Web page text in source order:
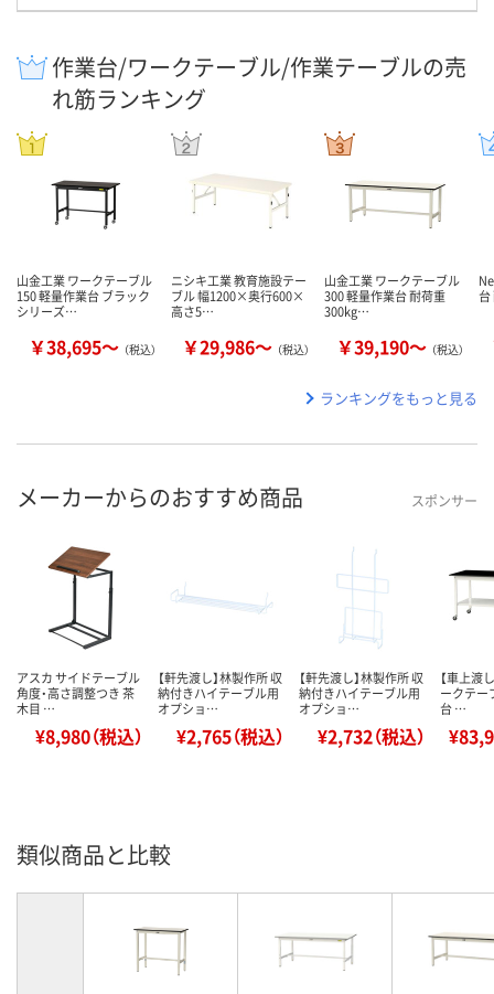
作業台/ワークテーブル/作業テーブルの売
れ筋ランキング
山金工業 ワークテーブル
150 軽量作業台 ブラック
シリーズ…
￥38,695～ （税込）
ニシキ工業 教育施設テー
ブル 幅1200×奥行600×
高さ5…
￥29,986～ （税込）
山金工業 ワークテーブル
300 軽量作業台 耐荷重
300kg…
￥39,190～ （税込）
台
ランキングをもっと見る
メーカーからのおすすめ商品 スポンサー
アスカ サイドテーブル
角度・高さ調整つき 茶
木目 …
¥8,980（税込）
【軒先渡し】林製作所 収
納付きハイテーブル用
オプショ…
¥2,765（税込）
【軒先渡し】林製作所 収
納付きハイテーブル用
オプショ…
¥2,732（税込）
【車上渡
ークテー
台 …
類似商品と比較